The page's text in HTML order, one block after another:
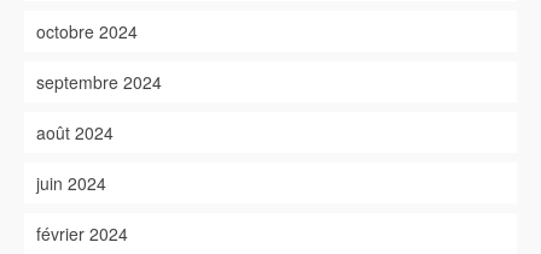
octobre 2024
septembre 2024
août 2024
juin 2024
février 2024